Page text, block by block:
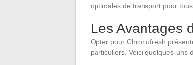
optimales de transport pour
Les Avantages
Opter pour Chronofresh
particuliers. Voici quelques-uns